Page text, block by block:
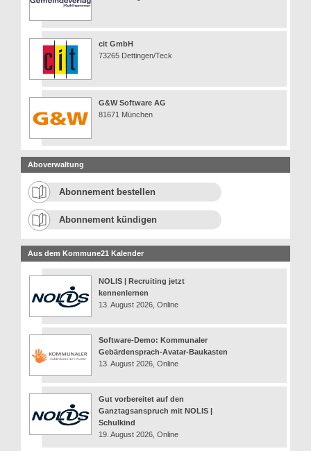
cit GmbH
73265 Dettingen/Teck
G&W Software AG
81671 München
Aboverwaltung
Abonnement bestellen
Abonnement kündigen
Aus dem Kommune21 Kalender
NOLIS | Recruiting jetzt
kennenlernen
13. August 2026, Online
Software-Demo: Kommunaler
Gebärdensprach-Avatar-Baukasten
13. August 2026, Online
Gut vorbereitet auf den
Ganztagsanspruch mit NOLIS |
Schulkind
19. August 2026, Online